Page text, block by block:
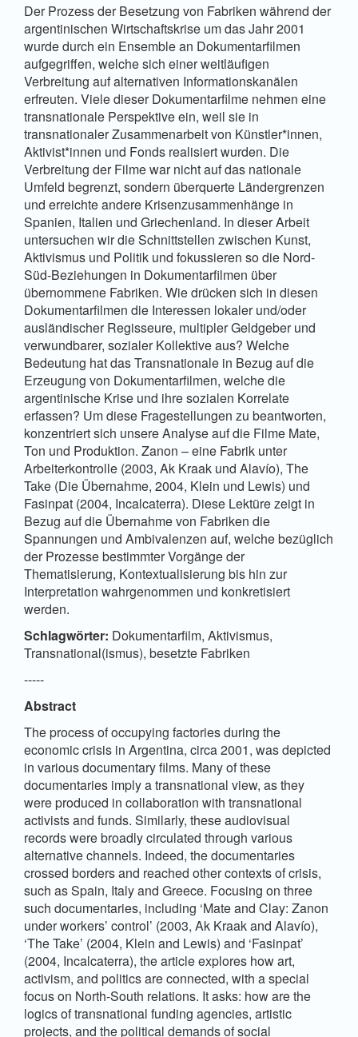
Der Prozess der Besetzung von Fabriken während der
argentinischen Wirtschaftskrise um das Jahr 2001
wurde durch ein Ensemble an Dokumentarfilmen
aufgegriffen, welche sich einer weitläufigen
Verbreitung auf alternativen Informationskanälen
erfreuten. Viele dieser Dokumentarfilme nehmen eine
transnationale Perspektive ein, weil sie in
transnationaler Zusammenarbeit von Künstler*innen,
Aktivist*innen und Fonds realisiert wurden. Die
Verbreitung der Filme war nicht auf das nationale
Umfeld begrenzt, sondern überquerte Ländergrenzen
und erreichte andere Krisenzusammenhänge in
Spanien, Italien und Griechenland. In dieser Arbeit
untersuchen wir die Schnittstellen zwischen Kunst,
Aktivismus und Politik und fokussieren so die Nord-
Süd-Beziehungen in Dokumentarfilmen über
übernommene Fabriken. Wie drücken sich in diesen
Dokumentarfilmen die Interessen lokaler und/oder
ausländischer Regisseure, multipler Geldgeber und
verwundbarer, sozialer Kollektive aus? Welche
Bedeutung hat das Transnationale in Bezug auf die
Erzeugung von Dokumentarfilmen, welche die
argentinische Krise und ihre sozialen Korrelate
erfassen? Um diese Fragestellungen zu beantworten,
konzentriert sich unsere Analyse auf die Filme Mate,
Ton und Produktion. Zanon – eine Fabrik unter
Arbeiterkontrolle (2003, Ak Kraak und Alavío), The
Take (Die Übernahme, 2004, Klein und Lewis) und
Fasinpat (2004, Incalcaterra). Diese Lektüre zeigt in
Bezug auf die Übernahme von Fabriken die
Spannungen und Ambivalenzen auf, welche bezüglich
der Prozesse bestimmter Vorgänge der
Thematisierung, Kontextualisierung bis hin zur
Interpretation wahrgenommen und konkretisiert
werden.
Schlagwörter: Dokumentarfilm, Aktivismus,
Transnational(ismus), besetzte Fabriken
-----
Abstract
The process of occupying factories during the
economic crisis in Argentina, circa 2001, was depicted
in various documentary films. Many of these
documentaries imply a transnational view, as they
were produced in collaboration with transnational
activists and funds. Similarly, these audiovisual
records were broadly circulated through various
alternative channels. Indeed, the documentaries
crossed borders and reached other contexts of crisis,
such as Spain, Italy and Greece. Focusing on three
such documentaries, including ‘Mate and Clay: Zanon
under workers’ control’ (2003, Ak Kraak and Alavío),
‘The Take’ (2004, Klein and Lewis) and ‘Fasinpat’
(2004, Incalcaterra), the article explores how art,
activism, and politics are connected, with a special
focus on North-South relations. It asks: how are the
logics of transnational funding agencies, artistic
projects, and the political demands of social